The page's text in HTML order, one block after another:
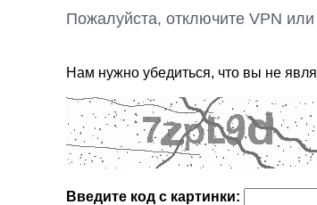
Пожалуйста, отключите VPN
Нам нужно убедиться, что вы не
Введите код с картинки: